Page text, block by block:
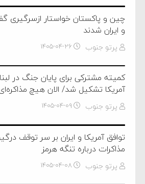
چین و پاکستان خواستار ازسرگیری
و ایران شدند
پرتو جنوب ۱۴۰۵-۰۴-۲۶
کمیته مشترکی برای پایان جنگ در
آمریکا تشکیل شد/ الان هیچ
پرتو جنوب ۱۴۰۵-۰۴-۰۹
توافق آمریکا و ایران بر سر توقف
مذاکرات درباره تنگه هرمز
پرتو جنوب ۱۴۰۵-۰۴-۰۸